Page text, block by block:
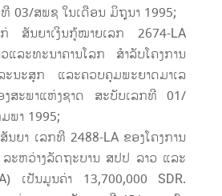
03/ສພຊ ໃນເດືອນ ມິຖຸນາ 1995;
ສັນຍາເງິນກູ້ໝາຍເລກ 2674-LA
ລະທະນາຄານໂລກ ສຳລັບໂຄງການ
ະນະສຸກ ແລະຄວບຄຸມພະຍາດມາເລ
ສະພາແຫ່ງຊາດ ສະບັບເລກທີ 01/
ພາ 1995;
ຍາ ເລກທີ 2488-LA ຂອງໂຄງການ
ະຫວ່າງລັດຖະບານ ສປປ ລາວ ແລະ
ເປັນມູນຄ່າ 13,700,000 SDR.